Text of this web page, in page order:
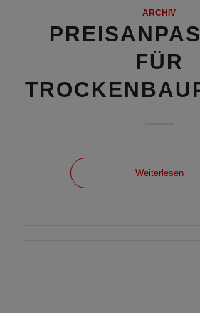
ARCHIV
FÜR
Weiterlesen